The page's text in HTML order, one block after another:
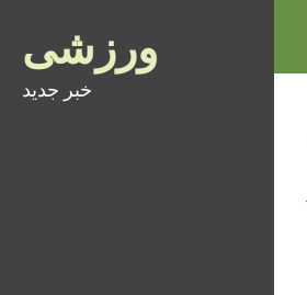
ورزشی
خبر جدید